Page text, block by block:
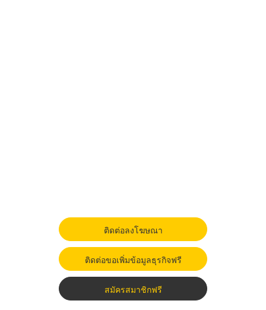
ติดต่อลงโฆษณา
ติดต่อขอเพิ่มข้อมูลธุรกิจฟรี
สมัครสมาชิกฟรี